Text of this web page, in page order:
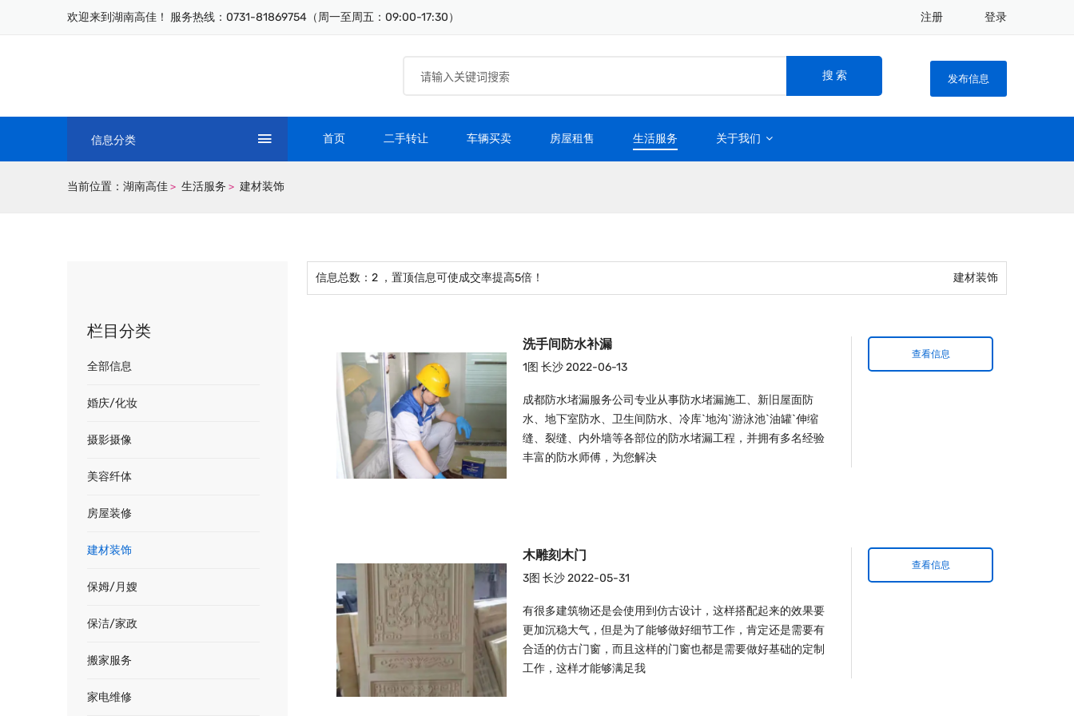
欢迎来到湖南高佳！ 服务热线：0731-81869754（周一至周五：09:00-17:30） 登录
注册
搜 索 发布信息
信息分类 首页 二手转让 车辆买卖 房屋租售 生活服务 关于我们
当前位置： 湖南高佳 > 生活服务 > 建材装饰
栏目分类
全部信息
婚庆/化妆
摄影摄像
美容纤体
房屋装修
建材装饰
保姆/月嫂
保洁/家政
搬家服务
家电维修
信息总数： 2 ，置顶信息可使成交率提高5倍！ 建材装饰
洗手间防水补漏
1图 长沙2022-06-13
成都防水堵漏服务公司专业从事防水堵漏施工、新旧屋面防
水、地下室防水、卫生间防水、冷库`地沟`游泳池`油罐`伸缩
缝、裂缝、内外墙等各部位的防水堵漏工程，并拥有多名经验
丰富的防水师傅，为您解决
查看信息
木雕刻木门
3图 长沙2022-05-31
有很多建筑物还是会使用到仿古设计，这样搭配起来的效​‌‌果要
更加沉稳大气，但是为了能够做好细节工作，肯定还是需要有
合适的仿古门窗，而且这样的门窗也都是需要做好基础的定制
工作，这样才能够满足我
查看信息